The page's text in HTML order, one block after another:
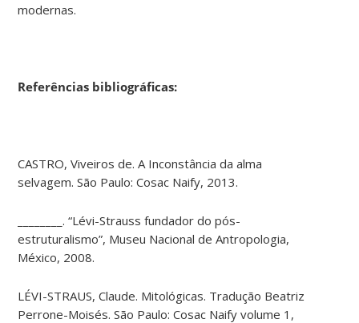
modernas.
Referências bibliográficas:
CASTRO, Viveiros de. A Inconstância da alma
selvagem. São Paulo: Cosac Naify, 2013.
________. “Lévi-Strauss fundador do pós-
estruturalismo”, Museu Nacional de Antropologia,
México, 2008.
LÉVI-STRAUS, Claude. Mitológicas. Tradução Beatriz
Perrone-Moisés. São Paulo: Cosac Naify volume 1,